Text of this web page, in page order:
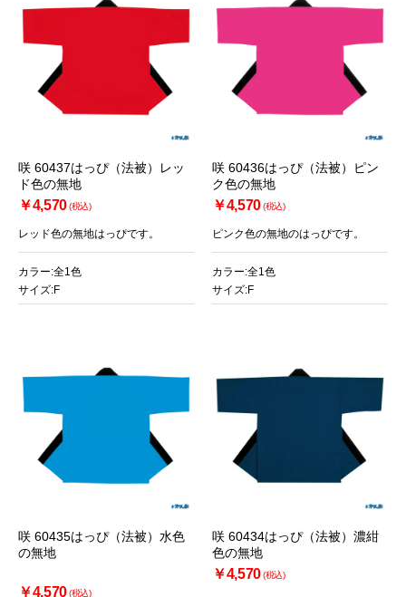
咲 60437はっぴ（法被）レッ
ド色の無地
￥4,570(税込)
レッド色の無地はっぴです。
カラー:全1色
サイズ:F
咲 60436はっぴ（法被）ピン
ク色の無地
￥4,570(税込)
ピンク色の無地のはっぴです。
カラー:全1色
サイズ:F
咲 60435はっぴ（法被）水色
の無地
￥4,570(税込)
咲 60434はっぴ（法被）濃紺
色の無地
￥4,570(税込)